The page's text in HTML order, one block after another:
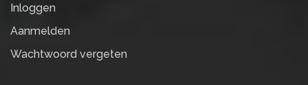
Inloggen
Aanmelden
Wachtwoord vergeten